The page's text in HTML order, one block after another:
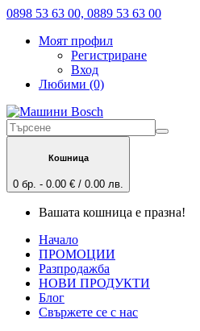
0898 53 63 00, 0889 53 63 00
Моят профил
Регистриране
Вход
Любими (0)
Кошница
0 бр. - 0.00 € / 0.00 лв.
Вашата кошница е празна!
Начало
ПРОМОЦИИ
Разпродажба
НОВИ ПРОДУКТИ
Блог
Свържете се с нас